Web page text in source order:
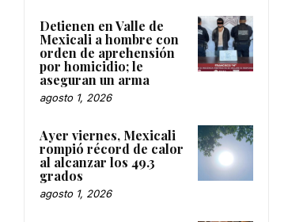
Detienen en Valle de
Mexicali a hombre con
orden de aprehensión
por homicidio; le
aseguran un arma
agosto 1, 2026
Ayer viernes, Mexicali
rompió récord de calor
al alcanzar los 49.3
grados
agosto 1, 2026